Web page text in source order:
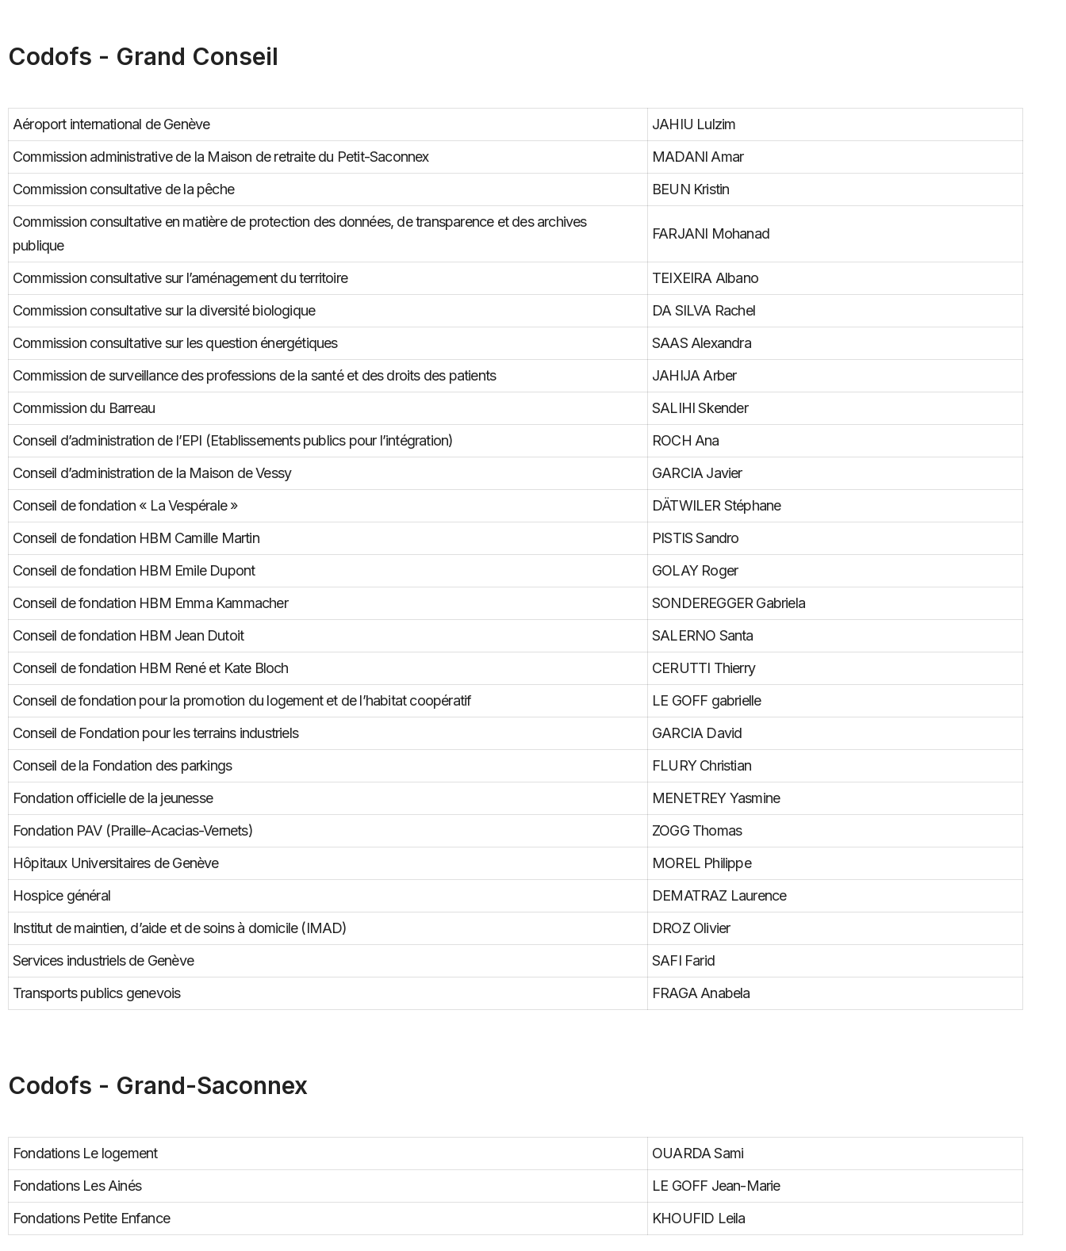
Codofs - Grand Conseil
Aéroport international de Genève
JAHIU Lulzim
Commission administrative de la Maison de retraite du Petit-Saconnex
MADANI Amar
Commission consultative de la pêche
BEUN Kristin
Commission consultative en matière de protection des données, de transparence et des archives
publique
FARJANI Mohanad
Commission consultative sur l’aménagement du territoire
TEIXEIRA Albano
Commission consultative sur la diversité biologique
DA SILVA Rachel
Commission consultative sur les question énergétiques
SAAS Alexandra
Commission de surveillance des professions de la santé et des droits des patients
JAHIJA Arber
Commission du Barreau
SALIHI Skender
Conseil d’administration de l’EPI (Etablissements publics pour l’intégration)
ROCH Ana
Conseil d’administration de la Maison de Vessy
GARCIA Javier
Conseil de fondation « La Vespérale »
DÄTWILER Stéphane
Conseil de fondation HBM Camille Martin
PISTIS Sandro
Conseil de fondation HBM Emile Dupont
GOLAY Roger
Conseil de fondation HBM Emma Kammacher
SONDEREGGER Gabriela
Conseil de fondation HBM Jean Dutoit
SALERNO Santa
Conseil de fondation HBM René et Kate Bloch
CERUTTI Thierry
Conseil de fondation pour la promotion du logement et de l’habitat coopératif
LE GOFF gabrielle
Conseil de Fondation pour les terrains industriels
GARCIA David
Conseil de la Fondation des parkings
FLURY Christian
Fondation officielle de la jeunesse
MENETREY Yasmine
Fondation PAV (Praille-Acacias-Vernets)
ZOGG Thomas
Hôpitaux Universitaires de Genève
MOREL Philippe
Hospice général
DEMATRAZ Laurence
Institut de maintien, d’aide et de soins à domicile (IMAD)
DROZ Olivier
Services industriels de Genève
SAFI Farid
Transports publics genevois
FRAGA Anabela
Codofs - Grand-Saconnex
Fondations Le logement
OUARDA Sami
Fondations Les Ainés
LE GOFF Jean-Marie
Fondations Petite Enfance
KHOUFID Leila